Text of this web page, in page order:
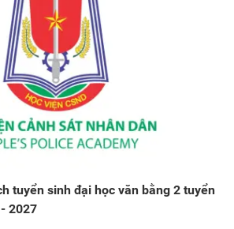
tuyển sinh đại học văn bằng 2 tuyển
2027